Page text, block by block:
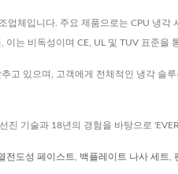
체입니다. 주요 제품으로는 CPU 냉
는 비독성이며 CE, UL 및 TUV 표준을
고 있으며, 고객에게 전체적인 냉각 솔
기술과 18년의 경험을 바탕으로
전도성 페이스트 백플레이트 나사 세트